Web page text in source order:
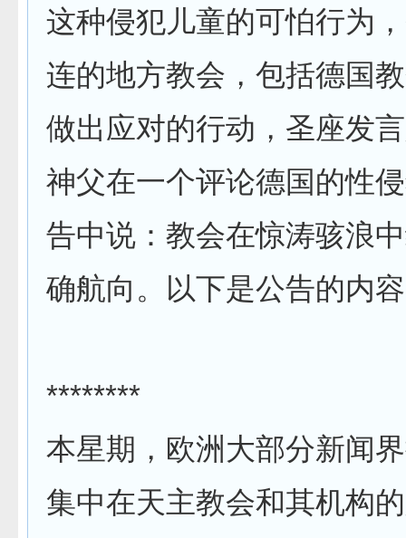
这种侵犯儿童的可怕行为
连的地方教会，包括德国
做出应对的行动，圣座发
神父在一个评论德国的性
告中说：教会在惊涛骇浪
确航向。以下是公告的内
********
本星期，欧洲大部分新闻
集中在天主教会和其机构